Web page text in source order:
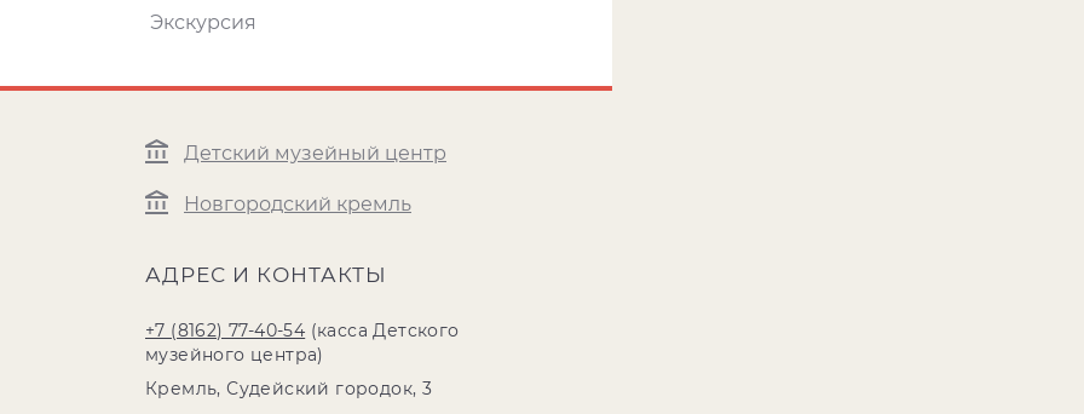
Экскурсия
Детский музейный центр
Новгородский кремль
АДРЕС И КОНТАКТЫ
+7 (8162) 77-40-54 (касса Детского
музейного центра)
Кремль, Судейский городок, 3